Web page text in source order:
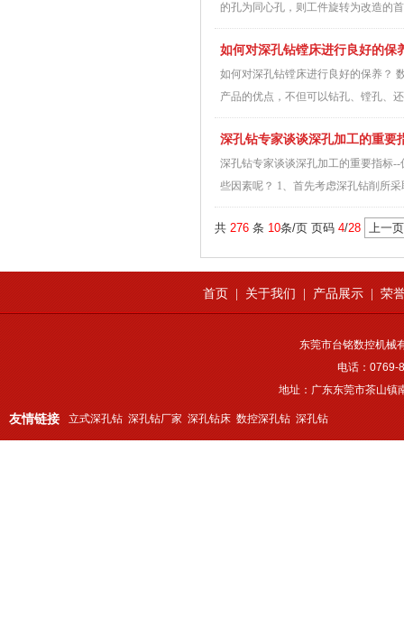
的孔为同心孔，则工件旋转为改造的
如何对深孔钻镗床进行良好的保
如何对深孔钻镗床进行良好的保养？
产品的优点，不但可以钻孔、镗孔、
深孔钻专家谈谈深孔加工的重要
深孔钻专家谈谈深孔加工的重要指标
些因素呢？ 1、首先考虑深孔钻削所
共 276 条 10条/页 页码 4/28 上一页
首页 关于我们 产品展示| 荣
东莞市台铭数控机械
电话：0769-
地址：广东东莞市茶山镇
友情链接 立式深孔钻 深孔钻厂家 深孔钻床 数控深孔钻 深孔钻